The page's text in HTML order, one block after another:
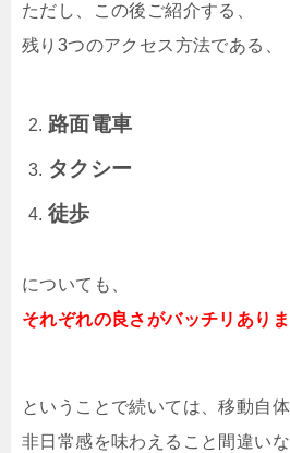
ただし、この後ご紹介する、
残り3つのアクセス方法である、
路面電車
タクシー
徒歩
についても、
それぞれの良さがバッチリありま
ということで続いては、移動自
非日常感を味わえること間違い